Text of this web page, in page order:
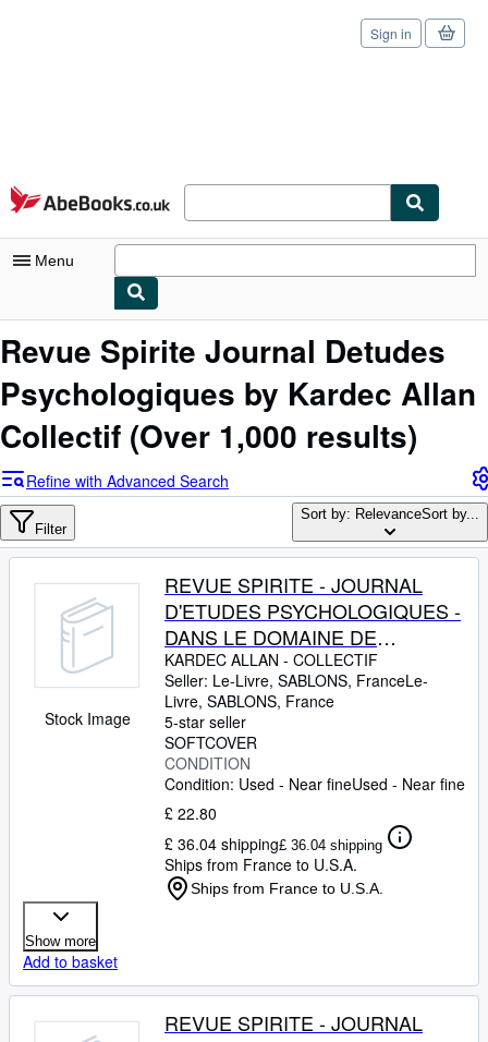
Skip to main content
AbeBooks.co.uk
Sign in
Menu
My Account
Sign Off
Advanced Search
Browse Collections
Rare Books
Textbooks
Sellers
Start Selling
Help
CLOSE
Revue Spirite Journal Detudes
Psychologiques by Kardec Allan
Collectif (Over 1,000 results)
Refine with Advanced Search
Filter
Sort by: RelevanceSort by...
Stock Image
REVUE SPIRITE - JOURNAL
D'ETUDES PSYCHOLOGIQUES -
DANS LE DOMAINE DE
L'INCONNU - PEINTURES
SUBLIMINALES PAR G. DEJEAN
- LE PHENOMENE DES MAINS
DE FEU PAR LE Dr
WEISSENBACH - ITINERAIRE
D'UN CHERCHEUR - DE
L'AIMANT A L'EXPERIENCE
SPIRITE PAR LE CDT TIZANE
KARDEC ALLAN - COLLECTIF
Seller: Le-Livre, SABLONS, FranceLe-
Livre, SABLONS, France
5-star seller
SOFTCOVER
CONDITION
Condition: Used - Near fineUsed - Near fine
£ 22.80
£ 36.04 shipping£ 36.04 shipping
Ships from France to U.S.A.
Ships from France to U.S.A.
Show more
Add to basket
REVUE SPIRITE - JOURNAL